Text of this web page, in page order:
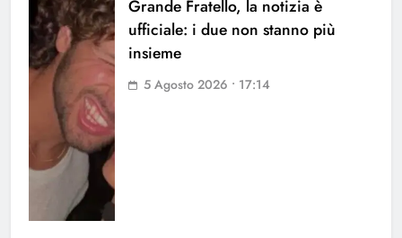
Grande Fratello, la notizia è
ufficiale: i due non stanno più
insieme
5 Agosto 2026 • 17:14